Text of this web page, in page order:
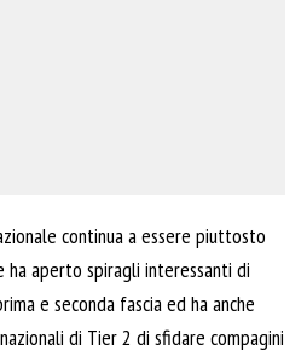
continua a essere piuttosto
aperto spiragli interessanti di
e seconda fascia ed ha anche
di Tier 2 di sfidare compagini